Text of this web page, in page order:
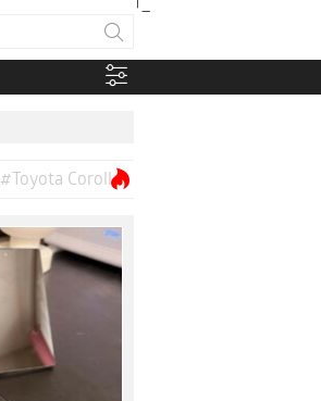
#Toyota Corolla